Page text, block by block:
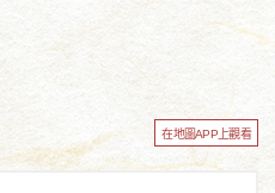
在地圖APP上觀看